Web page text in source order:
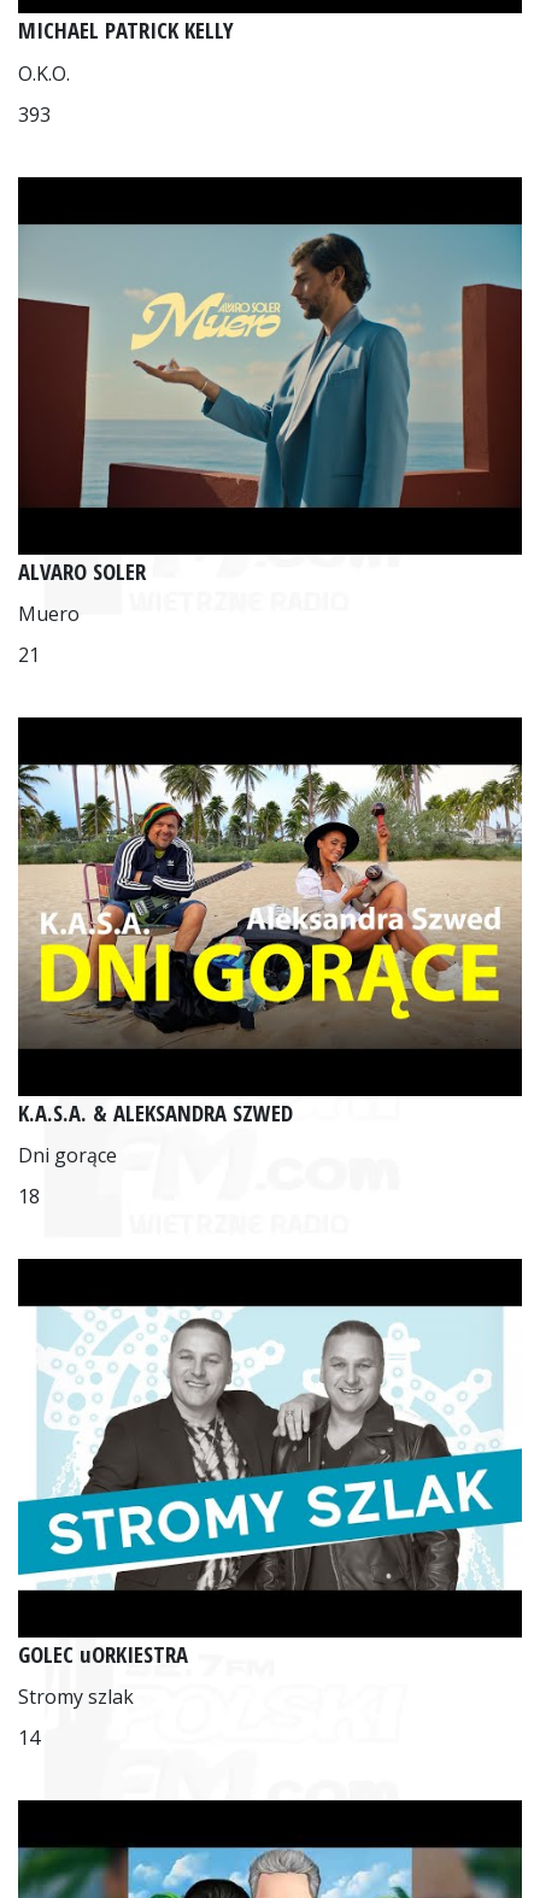
MICHAEL PATRICK KELLY
O.K.O.
393
ALVARO SOLER
Muero
21
K.A.S.A. & ALEKSANDRA SZWED
Dni gorące
18
GOLEC uORKIESTRA
Stromy szlak
14